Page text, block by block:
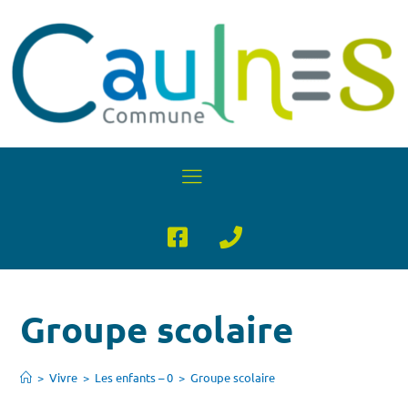
Groupe scolaire
> Vivre > Les enfants – 0 > Groupe scolaire